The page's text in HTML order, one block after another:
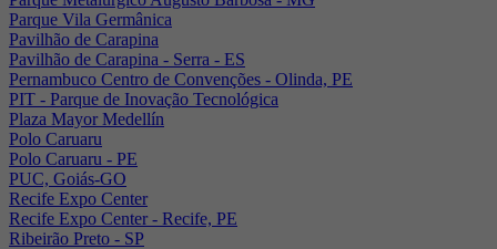
Parque Vila Germânica
Pavilhão de Carapina
Pavilhão de Carapina - Serra - ES
Pernambuco Centro de Convenções - Olinda, PE
PIT - Parque de Inovação Tecnológica
Plaza Mayor Medellín
Polo Caruaru
Polo Caruaru - PE
PUC, Goiás-GO
Recife Expo Center
Recife Expo Center - Recife, PE
Ribeirão Preto - SP